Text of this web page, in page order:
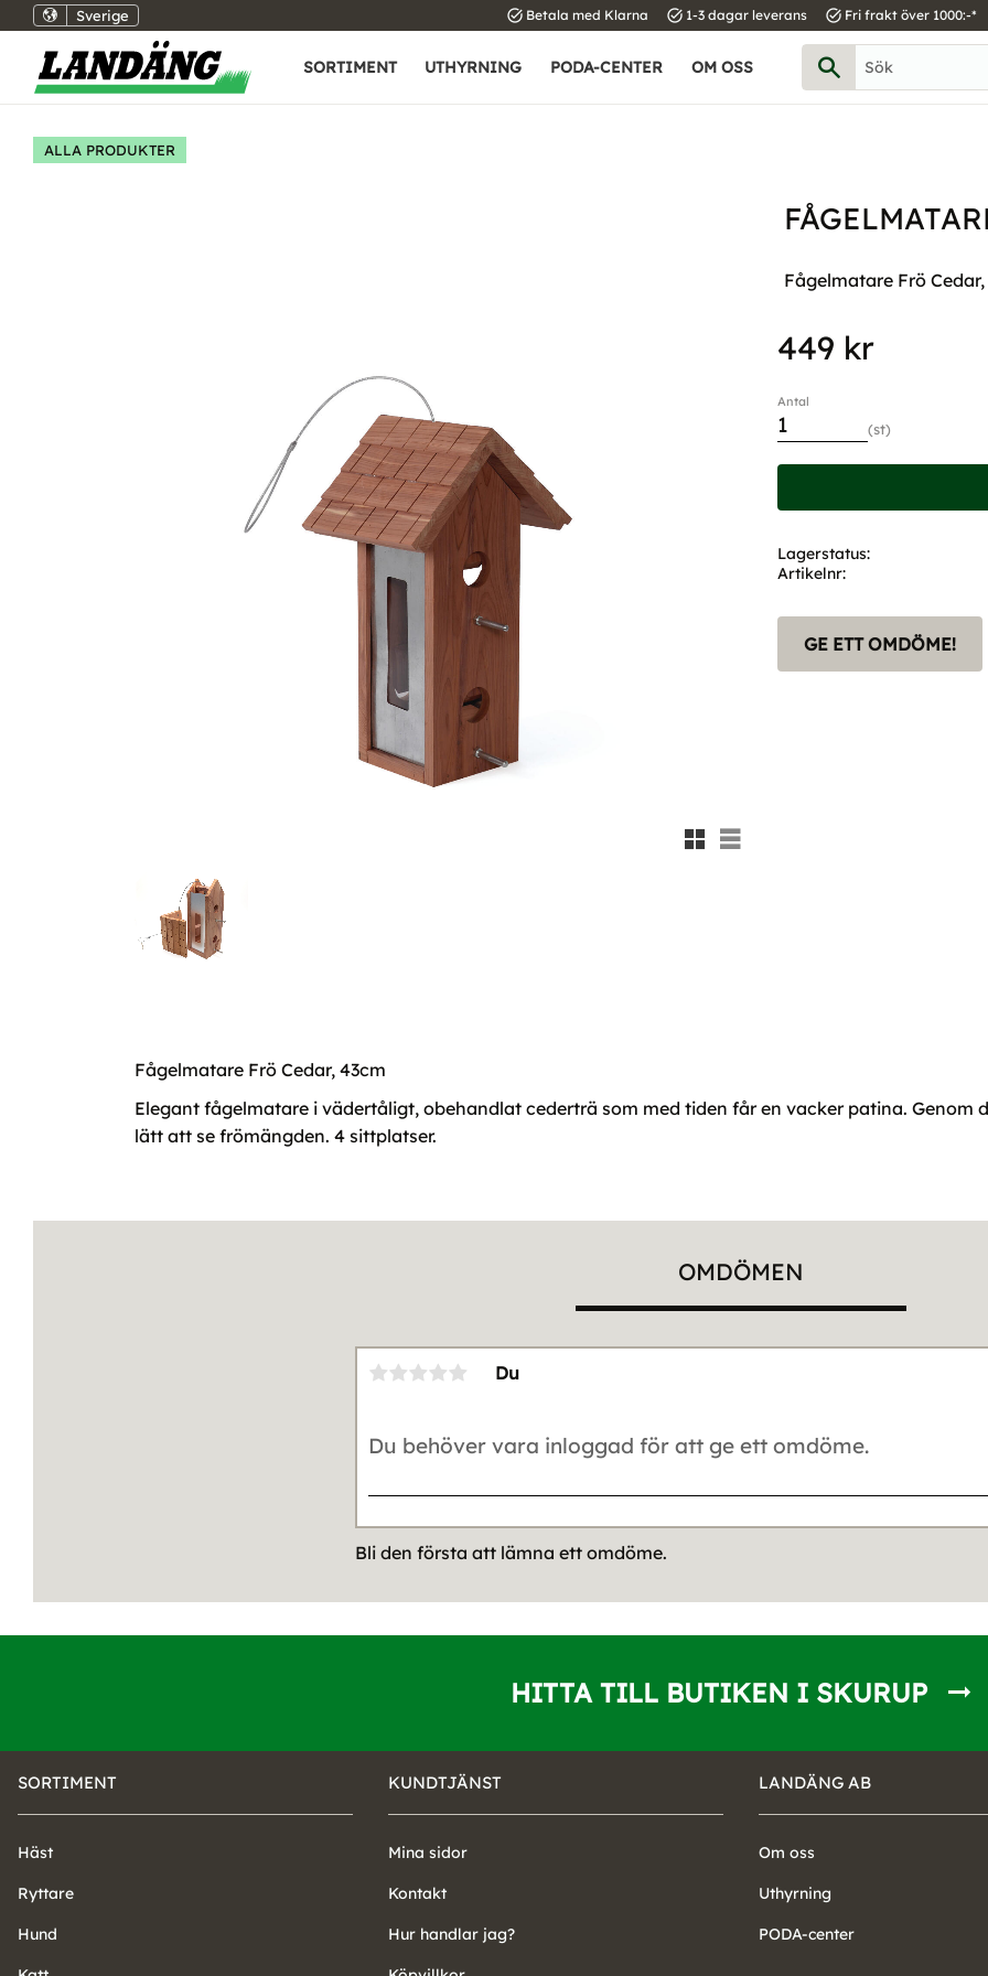
Sverige task_alt Betala med Klarna task_alt 1-3 dagar leverans task_alt Fri frakt över 1000:-*
SORTIMENT UTHYRNING PODA-CENTER OM OSS
ALLA PRODUKTER
Fågelmatare Frö
Rutnätsvy
Listvy
449 kr
Antal
st
Lagerstatus
Artikelnr
GE ETT OMDÖME!
Fågelmatare Frö Cedar, 43cm
Elegant fågelmatare i vädertåligt, obehandlat cederträ som med tiden får en vacker patina. Genom
lätt att se frömängden. 4 sittplatser.
OMDÖMEN
Du
Bli den första att lämna ett omdöme.
HITTA TILL BUTIKEN I SKURUP
SORTIMENT
Häst
Ryttare
Hund
KUNDTJÄNST
Mina sidor
Kontakt
Hur handlar jag?
LANDÄNG AB
Om oss
Uthyrning
PODA-center